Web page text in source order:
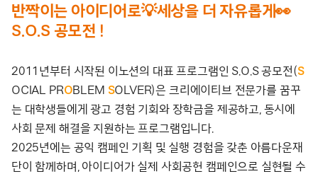
반짝이는 아이디어로💡세상을 더 자유롭게👀
S.O.S 공모전 !
2011년부터 시작된 이노션의 대표 프로그램인 S.O.S 공모전(S
OCIAL PROBLEM SOLVER)은 크리에이티브 전문가를 꿈꾸
는 대학생들에게 광고 경험 기회와 장학금을 제공하고, 동시에
사회 문제 해결을 지원하는 프로그램입니다.
2025년에는 공익 캠페인 기획 및 실행 경험을 갖춘 아름다운재
단이 함께하며, 아이디어가 실제 사회공헌 캠페인으로 실현될 수